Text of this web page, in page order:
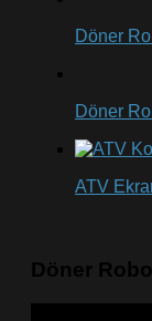
Döner
Döner
ATV
Döner